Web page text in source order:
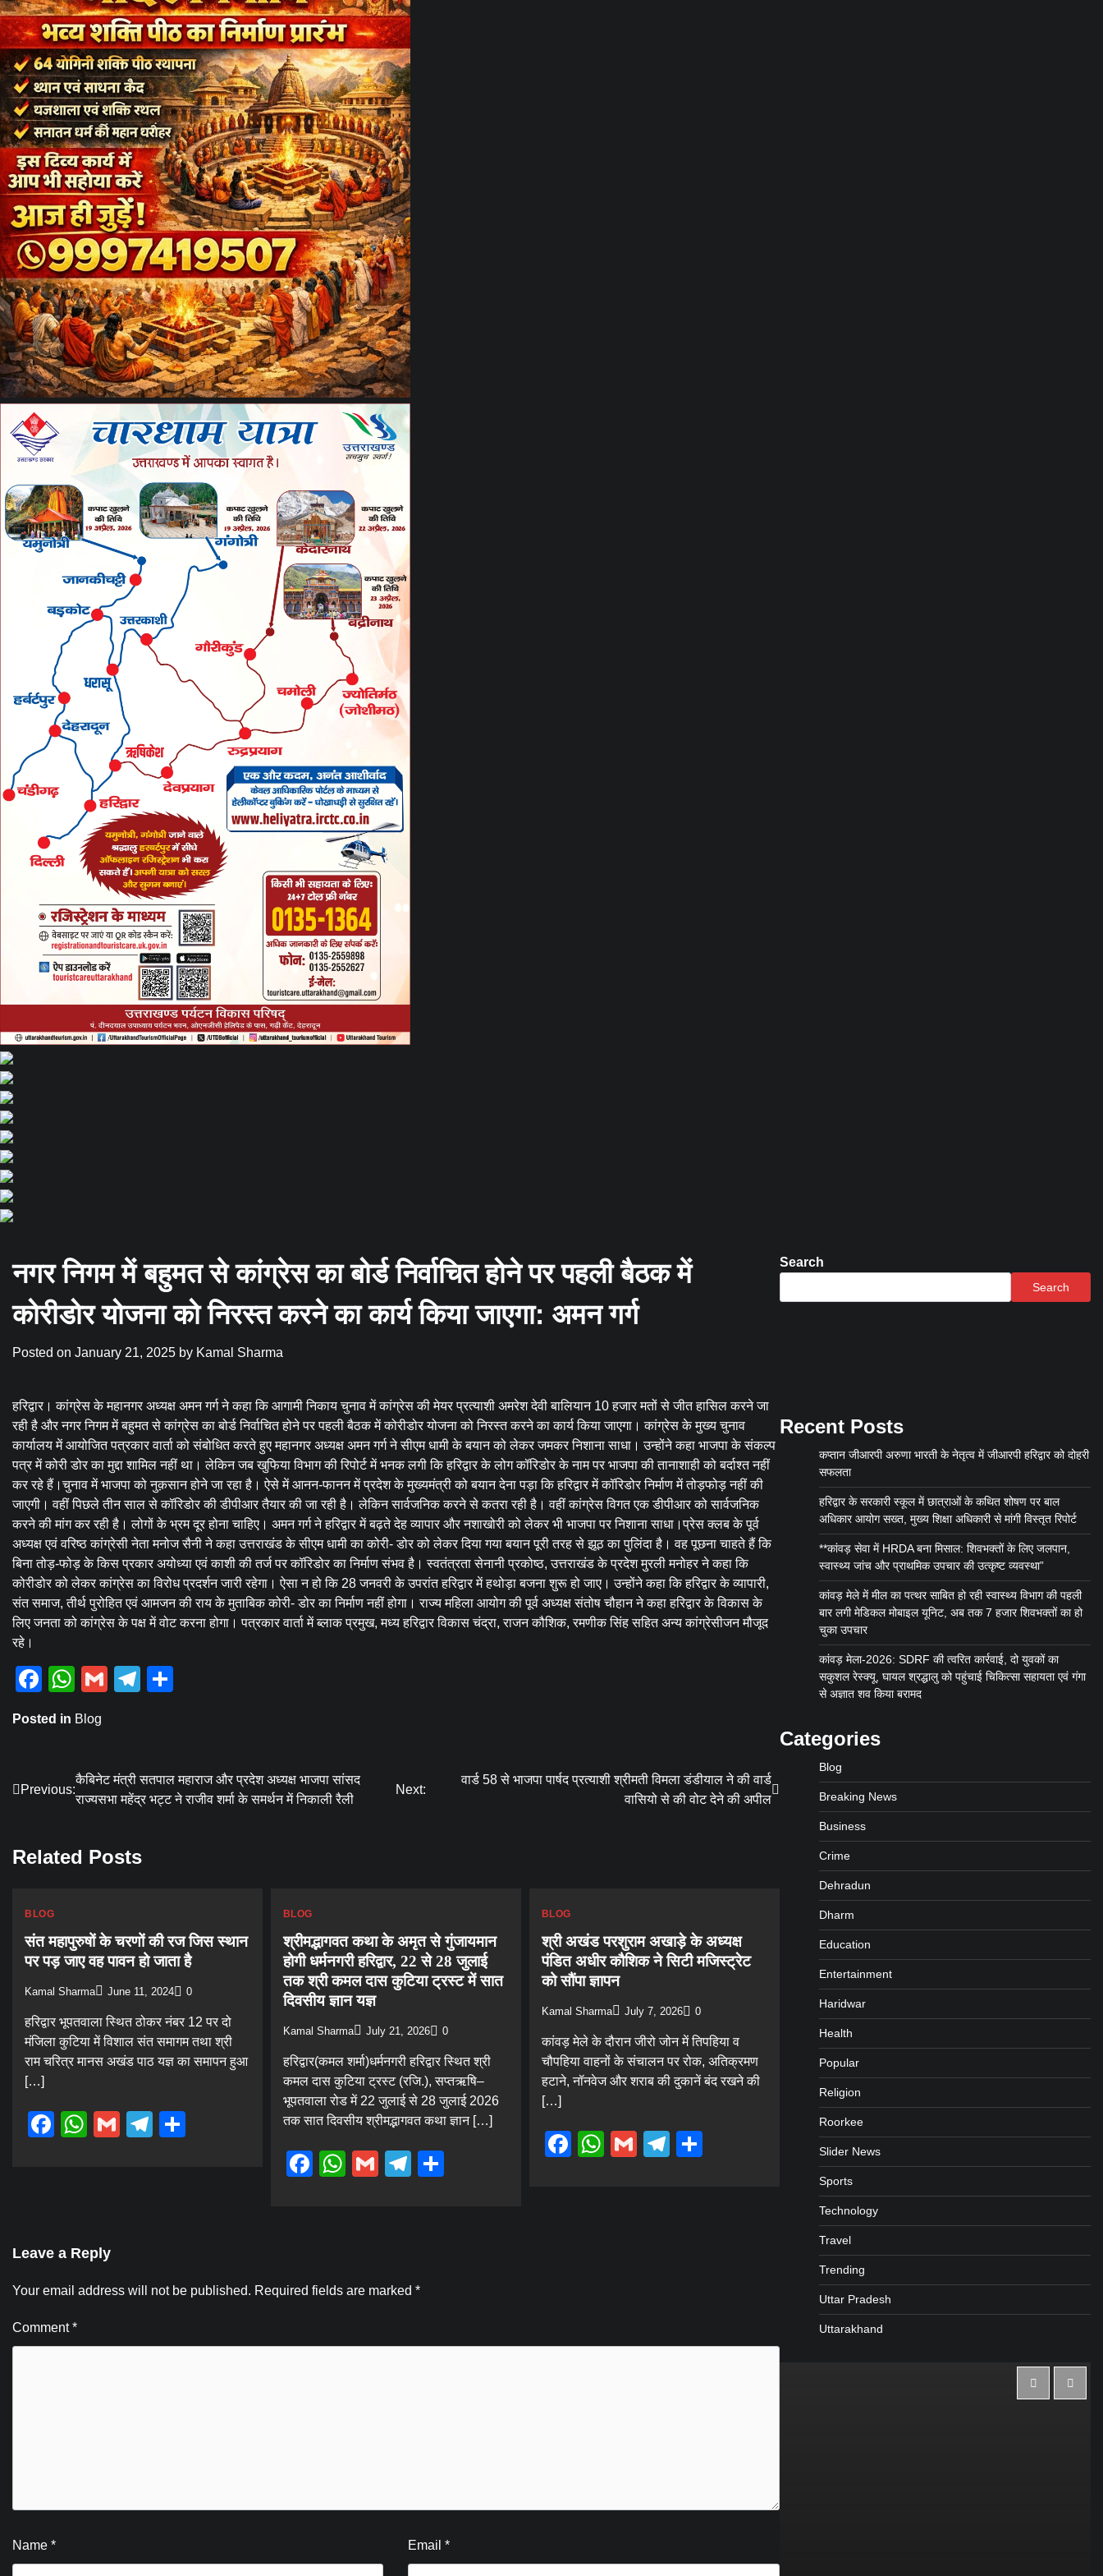
नगर निगम में बहुमत से कांग्रेस का बोर्ड निर्वाचित होने पर पहली बैठक में
कोरीडोर योजना को निरस्त करने का कार्य किया जाएगा: अमन गर्ग
Posted on January 21, 2025 by Kamal Sharma
हरिद्वार। कांग्रेस के महानगर अध्यक्ष अमन गर्ग ने कहा कि आगामी निकाय चुनाव में कांग्रेस की मेयर प्रत्याशी अमरेश देवी बालियान 10 हजार मतों से जीत हासिल करने जा
रही है और नगर निगम में बहुमत से कांग्रेस का बोर्ड निर्वाचित होने पर पहली बैठक में कोरीडोर योजना को निरस्त करने का कार्य किया जाएगा। कांग्रेस के मुख्य चुनाव
कार्यालय में आयोजित पत्रकार वार्ता को संबोधित करते हुए महानगर अध्यक्ष अमन गर्ग ने सीएम धामी के बयान को लेकर जमकर निशाना साधा। उन्होंने कहा भाजपा के संकल्प
पत्र में कोरी डोर का मुद्दा शामिल नहीं था। लेकिन जब खुफिया विभाग की रिपोर्ट में भनक लगी कि हरिद्वार के लोग कॉरिडोर के नाम पर भाजपा की तानाशाही को बर्दाश्त नहीं
कर रहे हैं।चुनाव में भाजपा को नुक़सान होने जा रहा है। ऐसे में आनन-फानन में प्रदेश के मुख्यमंत्री को बयान देना पड़ा कि हरिद्वार में कॉरिडोर निर्माण में तोड़फोड़ नहीं की
जाएगी। वहीं पिछले तीन साल से कॉरिडोर की डीपीआर तैयार की जा रही है। लेकिन सार्वजनिक करने से कतरा रही है। वहीं कांग्रेस विगत एक डीपीआर को सार्वजनिक
करने की मांग कर रही है। लोगों के भ्रम दूर होना चाहिए। अमन गर्ग ने हरिद्वार में बढ़ते देह व्यापार और नशाखोरी को लेकर भी भाजपा पर निशाना साधा।प्रेस क्लब के पूर्व
अध्यक्ष एवं वरिष्ठ कांग्रेसी नेता मनोज सैनी ने कहा उत्तराखंड के सीएम धामी का कोरी- डोर को लेकर दिया गया बयान पूरी तरह से झूठ का पुलिंदा है। वह पूछना चाहते हैं कि
बिना तोड़-फोड़ के किस प्रकार अयोध्या एवं काशी की तर्ज पर कॉरिडोर का निर्माण संभव है। स्वतंत्रता सेनानी प्रकोष्ठ, उत्तराखंड के प्रदेश मुरली मनोहर ने कहा कि
कोरीडोर को लेकर कांग्रेस का विरोध प्रदर्शन जारी रहेगा। ऐसा न हो कि 28 जनवरी के उपरांत हरिद्वार में हथोड़ा बजना शुरू हो जाए। उन्होंने कहा कि हरिद्वार के व्यापारी,
संत समाज, तीर्थ पुरोहित एवं आमजन की राय के मुताबिक कोरी- डोर का निर्माण नहीं होगा। राज्य महिला आयोग की पूर्व अध्यक्ष संतोष चौहान ने कहा हरिद्वार के विकास के
लिए जनता को कांग्रेस के पक्ष में वोट करना होगा। पत्रकार वार्ता में ब्लाक प्रमुख, मध्य हरिद्वार विकास चंद्रा, राजन कौशिक, रमणीक सिंह सहित अन्य कांग्रेसीजन मौजूद
रहे।
Facebook
WhatsApp
GmailTelegram
Posted in Blog
Post
Previous:
कैबिनेट मंत्री सतपाल महाराज और प्रदेश अध्यक्ष भाजपा सांसद
राज्यसभा महेंद्र भट्ट ने राजीव शर्मा के समर्थन में निकाली रैली
Next:
वार्ड 58 से भाजपा पार्षद प्रत्याशी श्रीमती विमला डंडीयाल ने की वार्ड
वासियो से की वोट देने की अपील
Related Posts
BLOG
संत महापुरुषों के चरणों की रज जिस स्थान
पर पड़ जाए वह पावन हो जाता है
Kamal Sharma June 11, 2024 0
हरिद्वार भूपतवाला स्थित ठोकर नंबर 12 पर दो
मंजिला कुटिया में विशाल संत समागम तथा श्री
राम चरित्र मानस अखंड पाठ यज्ञ का समापन हुआ
[…]
Facebook
WhatsApp
GmailTelegram
BLOG
श्रीमद्भागवत कथा के अमृत से गुंजायमान
होगी धर्मनगरी हरिद्वार, 22 से 28 जुलाई
तक श्री कमल दास कुटिया ट्रस्ट में सात
दिवसीय ज्ञान यज्ञ
Kamal Sharma July 21, 2026 0
हरिद्वार(कमल शर्मा)धर्मनगरी हरिद्वार स्थित श्री
कमल दास कुटिया ट्रस्ट (रजि.), सप्तऋषि–
भूपतवाला रोड में 22 जुलाई से 28 जुलाई 2026
तक सात दिवसीय श्रीमद्भागवत कथा ज्ञान […]
Facebook
WhatsApp
GmailTelegram
BLOG
श्री अखंड परशुराम अखाड़े के अध्यक्ष
पंडित अधीर कौशिक ने सिटी मजिस्ट्रेट
को सौंपा ज्ञापन
Kamal Sharma July 7, 2026 0
कांवड़ मेले के दौरान जीरो जोन में तिपहिया व
चौपहिया वाहनों के संचालन पर रोक, अतिक्रमण
हटाने, नॉनवेज और शराब की दुकानें बंद रखने की
[…]
Facebook
WhatsApp
GmailTelegram
Leave a Reply
Your email address will not be published. Required fields are marked *
Comment*
Name * Email*
Search
Search
Recent Posts
कप्तान जीआरपी अरुणा भारती के नेतृत्व में जीआरपी हरिद्वार को दोहरी
सफलता
हरिद्वार के सरकारी स्कूल में छात्राओं के कथित शोषण पर बाल
अधिकार आयोग सख्त, मुख्य शिक्षा अधिकारी से मांगी विस्तृत रिपोर्ट
**कांवड़ सेवा में HRDA बना मिसाल: शिवभक्तों के लिए जलपान,
स्वास्थ्य जांच और प्राथमिक उपचार की उत्कृष्ट व्यवस्था”
कांवड़ मेले में मील का पत्थर साबित हो रही स्वास्थ्य विभाग की पहली
बार लगी मेडिकल मोबाइल यूनिट, अब तक 7 हजार शिवभक्तों का हो
चुका उपचार
कांवड़ मेला-2026: SDRF की त्वरित कार्रवाई, दो युवकों का
सकुशल रेस्क्यू, घायल श्रद्धालु को पहुंचाई चिकित्सा सहायता एवं गंगा
से अज्ञात शव किया बरामद
Categories
Blog
Breaking News
Business
Crime
Dehradun
Dharm
Education
Entertainment
Haridwar
Health
Popular
Religion
Roorkee
Slider News
Sports
Technology
Travel
Trending
Uttar Pradesh
Uttarakhand